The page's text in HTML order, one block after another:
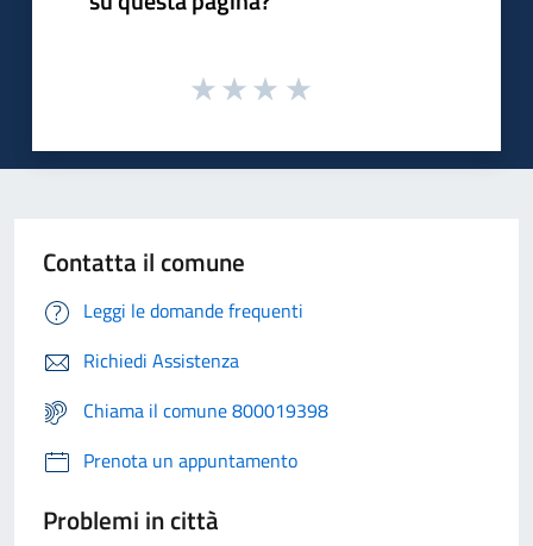
Contatta il comune
Leggi le domande frequenti
Richiedi Assistenza
Chiama il comune 800019398
Prenota un appuntamento
Problemi in città